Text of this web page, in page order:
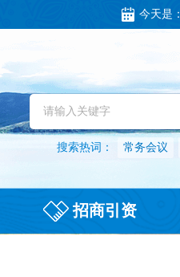
今天是：
搜索热词： 常务会议
招商引资